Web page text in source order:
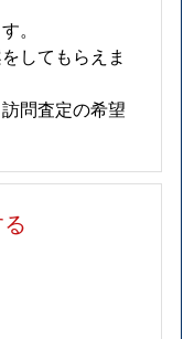
。
してもらえま
問査定の希望